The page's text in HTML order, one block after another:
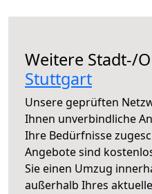
Weitere Stadt-/
Stuttgart
Unsere geprüften
Ihnen unverbindliche
Ihre Bedürfnisse
Angebote sind
Sie einen Umzug
außerhalb Ihres